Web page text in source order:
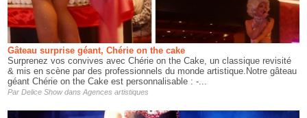
Gâteau surprise géant, Chérie on the cake
Surprenez vos convives avec Chérie on the Cake, un classique revisité
& mis en scène par des professionnels du monde artistique.Notre gâteau
géant Chérie on the Cake est personnalisable : -...
Par Delice Showdans Agences artistiques